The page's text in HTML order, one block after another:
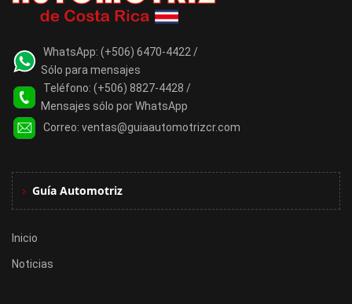
WhatsApp: (+506) 6470-4422 /
Sólo para mensajes
Teléfono: (+506) 8827-4428 /
Mensajes sólo por WhatsApp
Correo: ventas@guiaautomotrizcr.com
Guía Automotriz
Inicio
Noticias